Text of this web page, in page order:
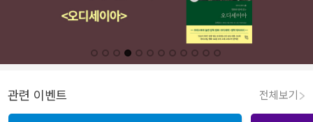
관련 이벤트 전체보기